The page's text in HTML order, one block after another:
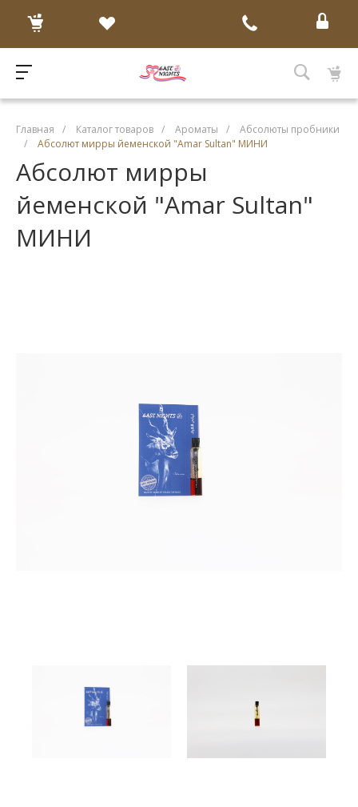
Главная / Каталог товаров / Ароматы /
Абсолюты пробники
/
Абсолют мирры йеменской "Amar Sultan" МИНИ
Абсолют мирры
йеменской "Amar Sultan"
МИНИ